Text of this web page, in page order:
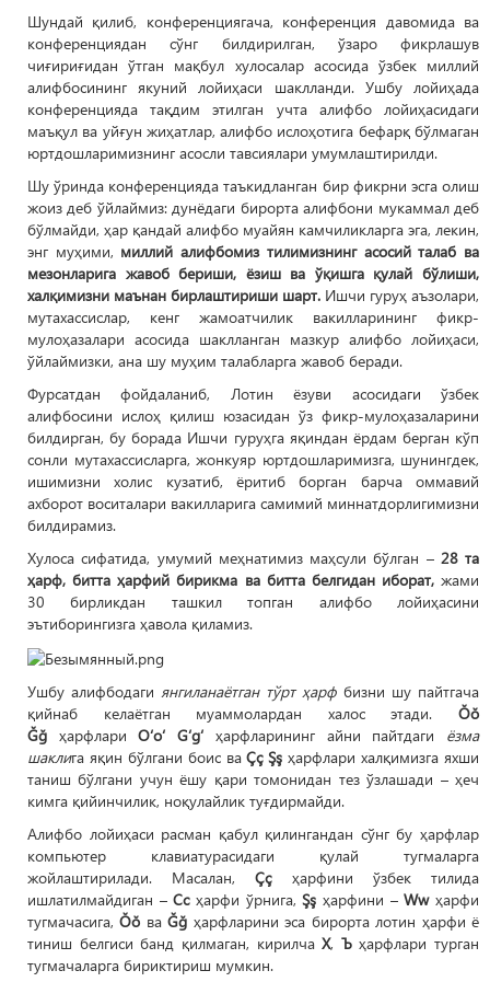
Шундай қилиб, конференциягача, конференция давомида ва
конференциядан сўнг билдирилган, ўзаро фикрлашув
чиғириғидан ўтган мақбул хулосалар асосида ўзбек миллий
алифбосининг якуний лойиҳаси шаклланди. Ушбу лойиҳада
конференцияда тақдим этилган учта алифбо лойиҳасидаги
маъқул ва уйғун жиҳатлар, алифбо ислоҳотига бефарқ бўлмаган
юртдошларимизнинг асосли тавсиялари умумлаштирилди.
Шу ўринда конференцияда таъкидланган бир фикрни эсга олиш
жоиз деб ўйлаймиз: дунёдаги бирорта алифбони мукаммал деб
бўлмайди, ҳар қандай алифбо муайян камчиликларга эга, лекин,
энг муҳими, миллий алифбомиз тилимизнинг асосий талаб ва
мезонларига жавоб бериши, ёзиш ва ўқишга қулай бўлиши,
халқимизни маънан бирлаштириши шарт. Ишчи гуруҳ аъзолари,
мутахассислар, кенг жамоатчилик вакилларининг фикр-
мулоҳазалари асосида шаклланган мазкур алифбо лойиҳаси,
ўйлаймизки, ана шу муҳим талабларга жавоб беради.
Фурсатдан фойдаланиб, Лотин ёзуви асосидаги ўзбек
алифбосини ислоҳ қилиш юзасидан ўз фикр-мулоҳазаларини
билдирган, бу борада Ишчи гуруҳга яқиндан ёрдам берган кўп
сонли мутахассисларга, жонкуяр юртдошларимизга, шунингдек,
ишимизни холис кузатиб, ёритиб борган барча оммавий
ахборот воситалари вакилларига самимий миннатдорлигимизни
билдирамиз.
Хулоса сифатида, умумий меҳнатимиз маҳсули бўлган – 28 та
ҳарф, битта ҳарфий бирикма ва битта белгидан иборат, жами
30 бирликдан ташкил топган алифбо лойиҳасини
эътиборингизга ҳавола қиламиз.
Ушбу алифбодаги янгиланаётган тўрт ҳарф бизни шу пайтгача
қийнаб келаётган муаммолардан халос этади. Ŏŏ
Ğğ ҳарфлариO‘o‘ G‘g‘ ҳарфларининг айни пайтдаги ёзма
шаклига яқин бўлгани боис ваÇç Şşҳарфлари халқимизга яхши
таниш бўлгани учун ёшу қари томонидан тез ўзлашади – ҳеч
кимга қийинчилик, ноқулайлик туғдирмайди.
Алифбо лойиҳаси расман қабул қилингандан сўнг бу ҳарфлар
компьютер клавиатурасидаги қулай тугмаларга
жойлаштирилади. Масалан,Çç ҳарфини ўзбек тилида
ишлатилмайдиган –Ссҳарфи ўрнига, Şşҳарфини –Wwҳарфи
тугмачасига,Ŏŏ ваĞğ ҳарфларини эса бирорта лотин ҳарфи ё
тиниш белгиси банд қилмаган, кирилчаХ, Ъҳарфлари турган
тугмачаларга бириктириш мумкин.